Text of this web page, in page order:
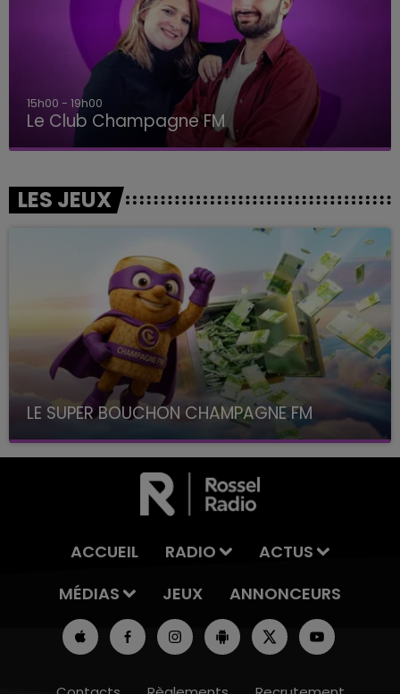
19h00 - 19h15
LA POP MACHINE - CHAMPAGNE FM
LES JEUX
LE SUPER BOUCHON CHAMPAGNE FM
avec La Famille Champagne FM, à 8H10
ACCUEIL RADIO
ACTUS
MÉDIAS
JEUX ANNONCEURS